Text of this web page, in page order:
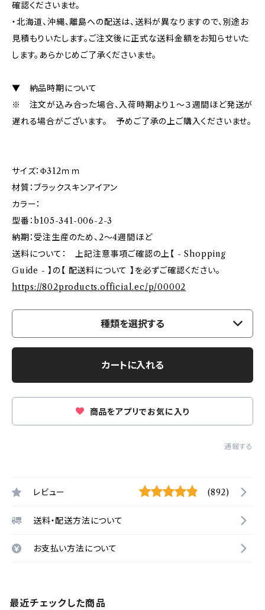
確認くださいませ。
・北海道、沖縄、離島への配送は、送料が異なりますので、別途お
見積もりいたします。ご注文後に正式な送料金額をお知らせいた
します。あらかじめご了承くださいませ。
▼ 納品時期について
※ 注文が込み合った場合、入荷時期より１～３週間ほど発送が
遅れる場合がございます。 予めご了承の上ご購入くださいませ。
サイズ：Φ312ｍｍ
材質：ブラックスキンアイアン
カラー：
型番：b105-341-006-2-3
納期：受注生産のため、2～4週間ほど
送料について： 上記注意事項ご確認の上【 - Shopping
Guide - 】の【 配送料について 】を必ずご確認ください。
https://802products.official.ec/p/00002
種類を選択する
カートに入れる
商品をアプリでお気に入り
通報する
レビュー (892)
送料・配送方法について
お支払い方法について
最近チェックした商品